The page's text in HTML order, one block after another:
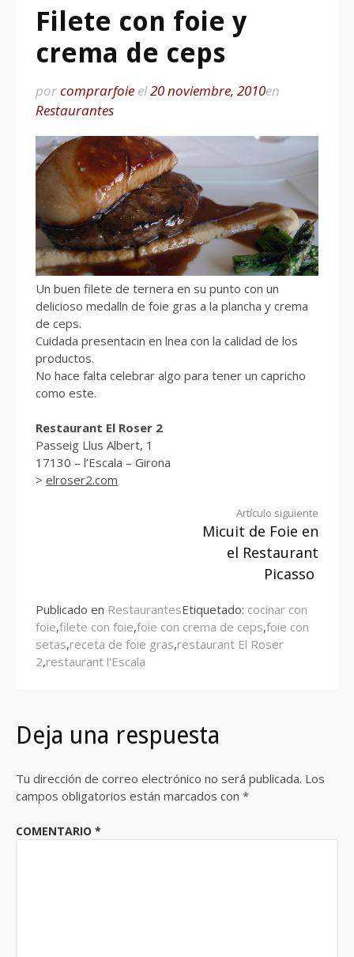
Filete con foie y
crema de ceps
porcomprarfoie el20 noviembre, 2010en
Restaurantes
Un buen filete de ternera en su punto con un
delicioso medalln de foie gras a la plancha y crema
de ceps.
Cuidada presentacin en lnea con la calidad de los
productos.
No hace falta celebrar algo para tener un capricho
como este.
Restaurant El Roser 2
Passeig Llus Albert, 1
17130 – l’Escala – Girona
> elroser2.com
Artículo siguiente
Micuit de Foie en
el Restaurant
Picasso
Publicado en RestaurantesEtiquetado: cocinar con
foie,filete con foie,foie con crema de ceps,foie con
setas,receta de foie gras,restaurant El Roser
2,restaurant l'Escala
Deja una respuesta
Tu dirección de correo electrónico no será publicada. Los
campos obligatorios están marcados con *
COMENTARIO *